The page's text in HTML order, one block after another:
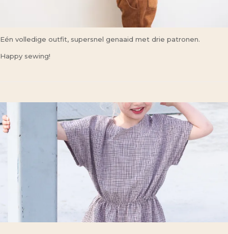
Eén volledige outfit, supersnel genaaid met drie patronen.
Happy sewing!